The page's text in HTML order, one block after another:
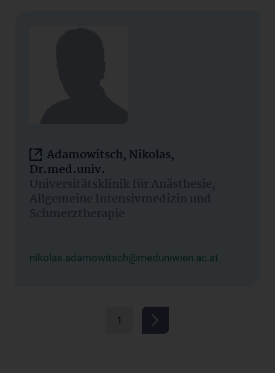
Adamowitsch, Nikolas,
Dr.med.univ.
Universitätsklinik für Anästhesie,
Allgemeine Intensivmedizin und
Schmerztherapie
nikolas.adamowitsch@meduniwien.ac.at
1